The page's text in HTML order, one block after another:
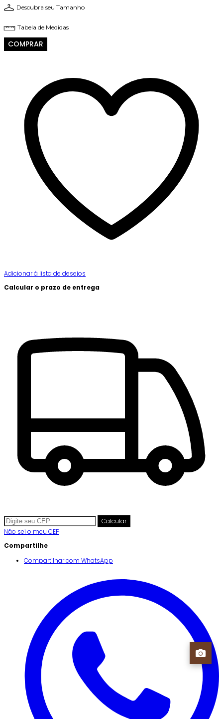
Descubra seu Tamanho
Tabela de Medidas
COMPRAR
Adicionar à lista de desejos
Calcular o prazo de entrega
Calcular
Não sei o meu CEP
Compartilhe
Compartilhar com WhatsApp